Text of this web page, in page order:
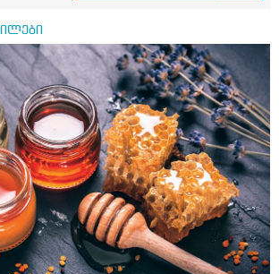
1) პირველი ვარიანტი არის ჩაი:
ჩაი? უზმოზე,ჭამამდე თუ ჭამის
წყალი უნდა დავასხათ თუ მდუღარე?
კურკუმას თუ დავასხამთ მდუღარე
სასარგებლო თვისებებს, ასევე
თუ არ ადუღდა კურკუმა წყალში, მაშინ
ოქსალატებს და თირკმელში
ზუსტად ვერ გავიგე როგორ
2) მეორე ვარიანტი
ერთად მიღება: რძეში ჩავყარო
მეოთხედი ფხვნილი კურკუმა და
პილპილი და ავადუღო თუ ჯერ რძე
და მერე ჩავყარო კურკუმა? და
რომ მივიღო თუ შეიძლება? P.S მიზანი
და
მშვიდი ძილისთვის)